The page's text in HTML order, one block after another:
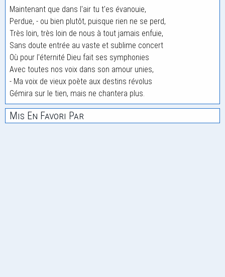
Maintenant que dans l'air tu t'es évanouie,
Perdue, - ou bien plutôt, puisque rien ne se perd,
Très loin, très loin de nous à tout jamais enfuie,
Sans doute entrée au vaste et sublime concert
Où pour l'éternité Dieu fait ses symphonies
Avec toutes nos voix dans son amour unies,
- Ma voix de vieux poète aux destins révolus
Gémira sur le tien, mais ne chantera plus.
Mis En Favori Par